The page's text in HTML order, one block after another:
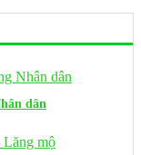
dân